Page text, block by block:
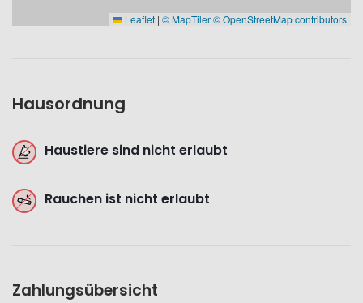
Leaflet | © MapTiler© OpenStreetMap contributors
Hausordnung
Haustiere sind nicht erlaubt
Rauchen ist nicht erlaubt
Zahlungsübersicht